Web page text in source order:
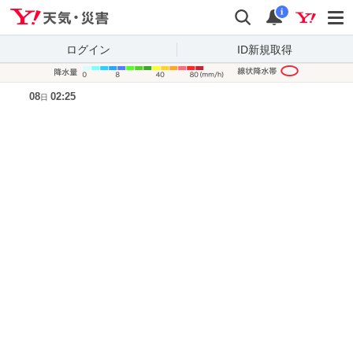
検索 通知
i
ログイン ID新規取得
08日 02:25